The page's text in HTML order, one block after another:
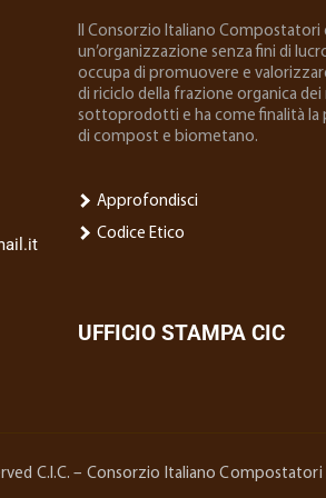
Il Consorzio Italiano Compostatori
un’organizzazione senza fini di
occupa di promuovere e
di riciclo della frazione organica dei
sottoprodotti e ha come finalità la
di compost e biometano.
Approfondisci
Codice Etico
UFFICIO STAMPA CIC
C.I.C. – Consorzio Italiano Compostatori